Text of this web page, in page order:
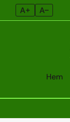
A+ A–
Hem